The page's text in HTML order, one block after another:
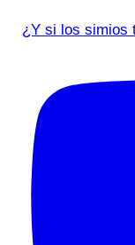
¿Y si los simios